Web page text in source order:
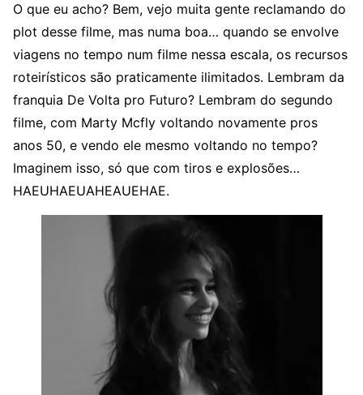
O que eu acho? Bem, vejo muita gente reclamando do
plot desse filme, mas numa boa… quando se envolve
viagens no tempo num filme nessa escala, os recursos
roteirísticos são praticamente ilimitados. Lembram da
franquia De Volta pro Futuro? Lembram do segundo
filme, com Marty Mcfly voltando novamente pros
anos 50, e vendo ele mesmo voltando no tempo?
Imaginem isso, só que com tiros e explosões…
HAEUHAEUAHEAUEHAE.